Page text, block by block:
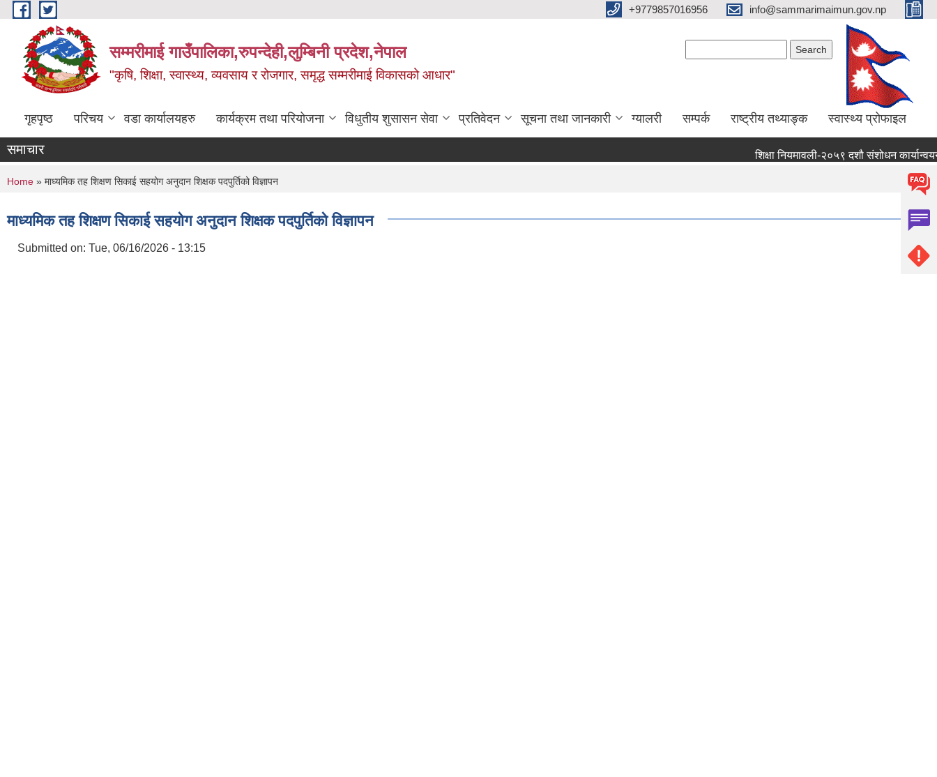
Skip to main content +9779857016956 info@sammarimaimun.gov.np
सम्मरीमाई गाउँपालिका,रुपन्देही,लुम्बिनी प्रदेश,नेपाल
"कृषि, शिक्षा, स्वास्थ्य, व्यवसाय र रोजगार, समृद्ध सम्मरीमाई विकासको आधार"
गृहपृष्ठ परिचय वडा कार्यालयहरु कार्यक्रम तथा परियोजना विधुतीय शुसासन सेवा प्रतिवेदन सूचना तथा जानकारी ग्यालरी सम्पर्क राष्ट्रीय तथ्याङ्क स्वास्थ्य प्रोफाइल
समाचार शिक्षा नियमावली-२०५९ दशौ संशोधन कार्यान्वयन
You are here
Home » माध्यमिक तह शिक्षण सिकाई सहयोग अनुदान शिक्षक पदपुर्तिको विज्ञापन
माध्यमिक तह शिक्षण सिकाई सहयोग अनुदान शिक्षक पदपुर्तिको विज्ञापन
Submitted on: Tue, 06/16/2026 - 13:15